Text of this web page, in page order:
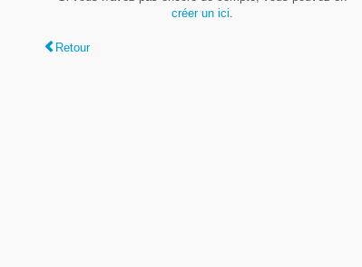
créer un ici
Retour